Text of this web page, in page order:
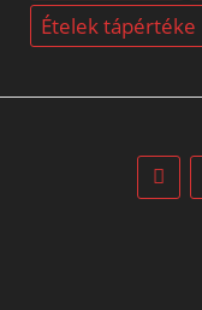
Ételek tápértéke